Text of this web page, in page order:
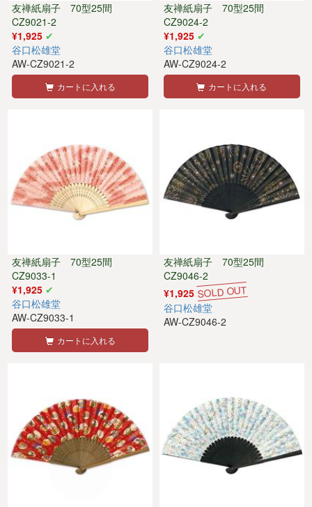
友禅紙扇子 70型25間
CZ9021-2
¥1,925
谷口松雄堂
AW-CZ9021-2
カートに入れる
友禅紙扇子 70型25間
CZ9024-2
¥1,925
谷口松雄堂
AW-CZ9024-2
カートに入れる
友禅紙扇子 70型25間
CZ9033-1
¥1,925
谷口松雄堂
AW-CZ9033-1
カートに入れる
友禅紙扇子 70型25間
CZ9046-2
¥1,925
谷口松雄堂
AW-CZ9046-2